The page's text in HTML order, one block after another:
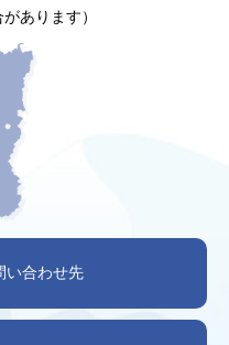
あります）
い合わせ先